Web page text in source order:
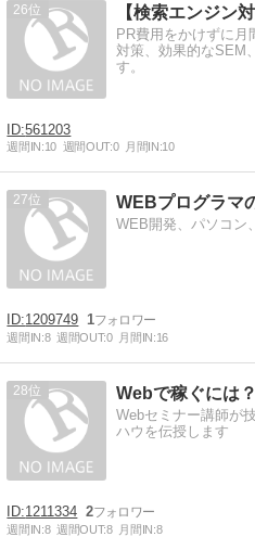
26 【検索エンジン
PR費用をかけずに
対策、効果的なSEM
す。
561203
週間IN:10 週間OUT:0 月間IN:10
27 WEBプログラマ
WEB開発、パソコン
1209749 1
週間IN:8 週間OUT:0 月間IN:16
28 Webで稼ぐには？
Webセミナー講師が
ハウを伝授します
1211334 2
週間IN:8 週間OUT:8 月間IN:8